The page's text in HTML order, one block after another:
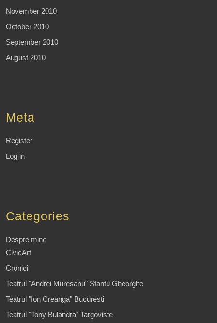
November 2010
October 2010
September 2010
August 2010
Meta
Register
Log in
Categories
Despre mine
CivicArt
Cronici
Teatrul "Andrei Muresanu" Sfantu Gheorghe
Teatrul "Ion Creanga" Bucuresti
Teatrul "Tony Bulandra" Targoviste